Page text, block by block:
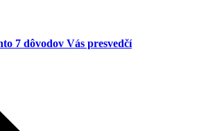
7 dôvodov Vás presvedčí